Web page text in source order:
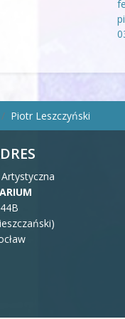
Piotr Leszczyński